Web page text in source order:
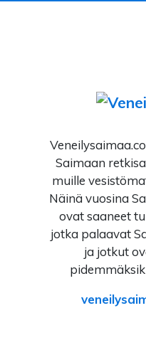
Saimaan
muille
Näinä vuosina
ovat saaneet
jotka palaavat
ja jotkut